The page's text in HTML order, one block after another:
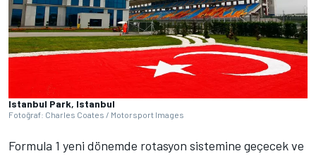
Istanbul Park, Istanbul
Fotoğraf: Charles Coates / Motorsport Images
Formula 1 yeni dönemde rotasyon sistemine geçecek ve